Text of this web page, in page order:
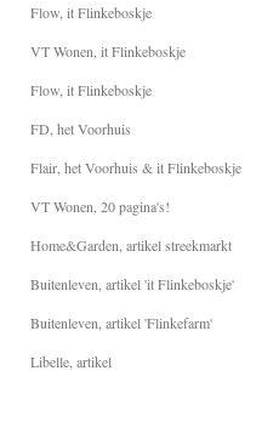
Flow, it Flinkeboskje
VT Wonen, it Flinkeboskje
Flow, it Flinkeboskje
FD, het Voorhuis
Flair, het Voorhuis & it Flinkeboskje
VT Wonen, 20 pagina's!
Home&Garden, artikel streekmarkt
Buitenleven, artikel 'it Flinkeboskje'
Buitenleven, artikel 'Flinkefarm'
Libelle, artikel